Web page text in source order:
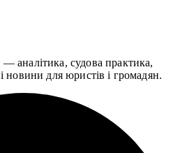
аналітика, судова практика,
новини для юристів і громадян.